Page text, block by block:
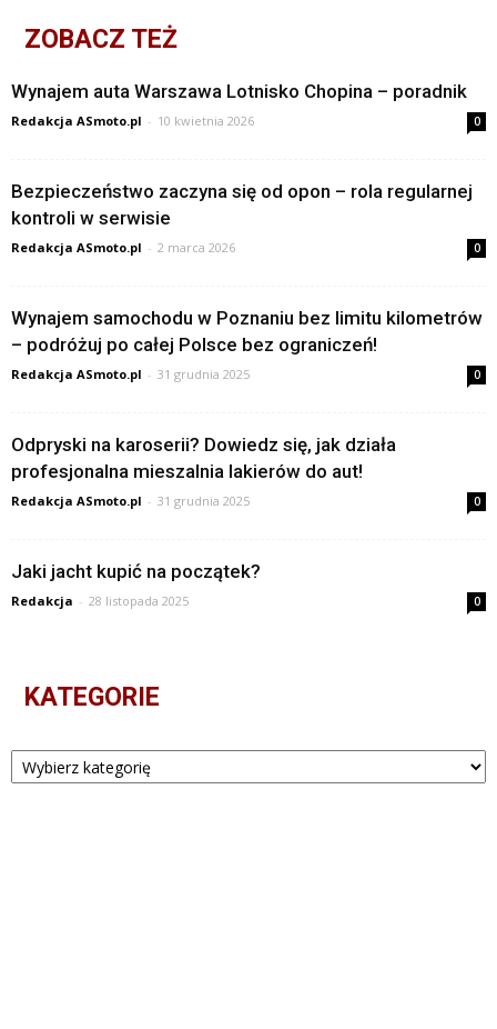
ZOBACZ TEŻ
Wynajem auta Warszawa Lotnisko Chopina – poradnik
Redakcja ASmoto.pl - 10 kwietnia 2026 0
Bezpieczeństwo zaczyna się od opon – rola regularnej
kontroli w serwisie
Redakcja ASmoto.pl - 2 marca 2026 0
Wynajem samochodu w Poznaniu bez limitu kilometrów
– podróżuj po całej Polsce bez ograniczeń!
Redakcja ASmoto.pl - 31 grudnia 2025 0
Odpryski na karoserii? Dowiedz się, jak działa
profesjonalna mieszalnia lakierów do aut!
Redakcja ASmoto.pl - 31 grudnia 2025 0
Jaki jacht kupić na początek?
Redakcja - 28 listopada 2025 0
KATEGORIE
Kategorie